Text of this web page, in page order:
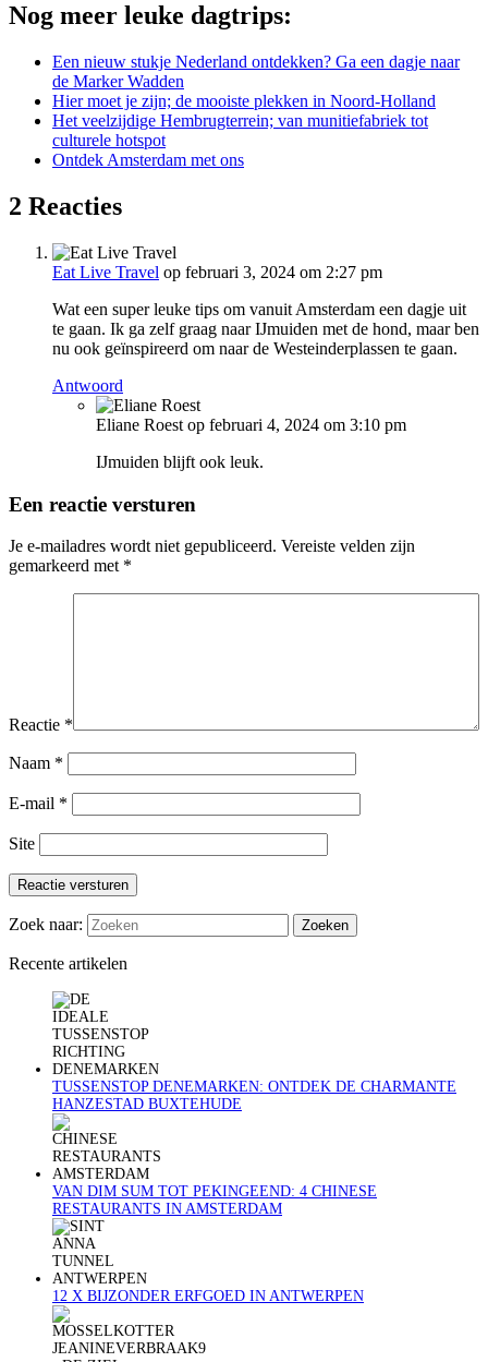
Nog meer leuke dagtrips:
Een nieuw stukje Nederland ontdekken? Ga een dagje naar
de Marker Wadden
Hier moet je zijn; de mooiste plekken in Noord-Holland
Het veelzijdige Hembrugterrein; van munitiefabriek tot
culturele hotspot
Ontdek Amsterdam met ons
2 Reacties
Eat Live Travel op februari 3, 2024 om 2:27 pm
Wat een super leuke tips om vanuit Amsterdam een dagje uit
te gaan. Ik ga zelf graag naar IJmuiden met de hond, maar ben
nu ook geïnspireerd om naar de Westeinderplassen te gaan.
Antwoord
Eliane Roest op februari 4, 2024 om 3:10 pm
IJmuiden blijft ook leuk.
Een reactie versturen
Je e-mailadres wordt niet gepubliceerd. Vereiste velden zijn
gemarkeerd met *
Reactie *
Naam *
E-mail *
Site
Reactie versturen
Zoek naar:
Recente artikelen
TUSSENSTOP DENEMARKEN: ONTDEK DE CHARMANTE
HANZESTAD BUXTEHUDE
VAN DIM SUM TOT PEKINGEEND: 4 CHINESE
RESTAURANTS IN AMSTERDAM
12 X BIJZONDER ERFGOED IN ANTWERPEN